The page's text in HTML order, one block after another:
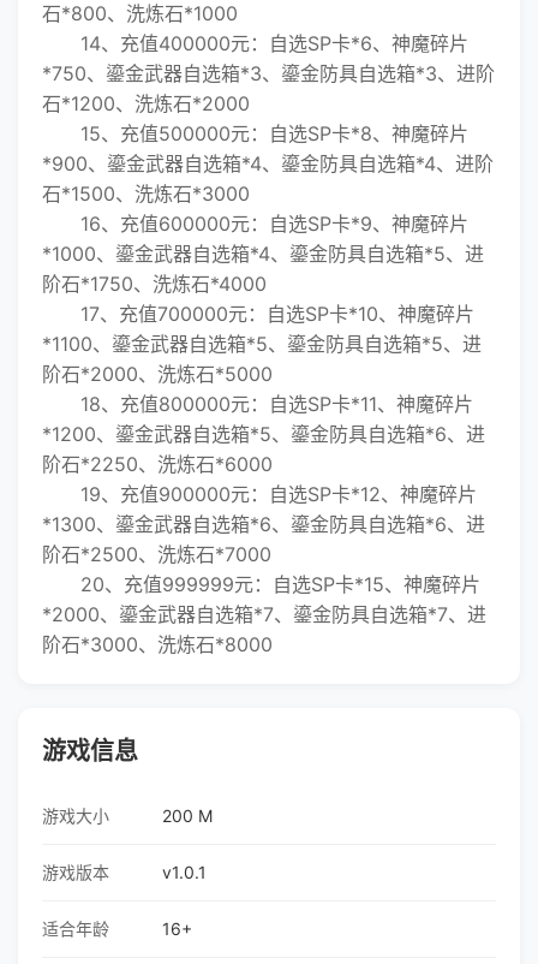
石*800、洗炼石*1000
14、充值400000元：自选SP卡*6、神魔碎片
*750、鎏金武器自选箱*3、鎏金防具自选箱*3、进阶
石*1200、洗炼石*2000
15、充值500000元：自选SP卡*8、神魔碎片
*900、鎏金武器自选箱*4、鎏金防具自选箱*4、进阶
石*1500、洗炼石*3000
16、充值600000元：自选SP卡*9、神魔碎片
*1000、鎏金武器自选箱*4、鎏金防具自选箱*5、进
阶石*1750、洗炼石*4000
17、充值700000元：自选SP卡*10、神魔碎片
*1100、鎏金武器自选箱*5、鎏金防具自选箱*5、进
阶石*2000、洗炼石*5000
18、充值800000元：自选SP卡*11、神魔碎片
*1200、鎏金武器自选箱*5、鎏金防具自选箱*6、进
阶石*2250、洗炼石*6000
19、充值900000元：自选SP卡*12、神魔碎片
*1300、鎏金武器自选箱*6、鎏金防具自选箱*6、进
阶石*2500、洗炼石*7000
20、充值999999元：自选SP卡*15、神魔碎片
*2000、鎏金武器自选箱*7、鎏金防具自选箱*7、进
阶石*3000、洗炼石*8000
游戏信息
游戏大小 200 M
游戏版本 v1.0.1
适合年龄 16+